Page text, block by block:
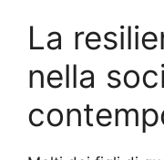
La
nella